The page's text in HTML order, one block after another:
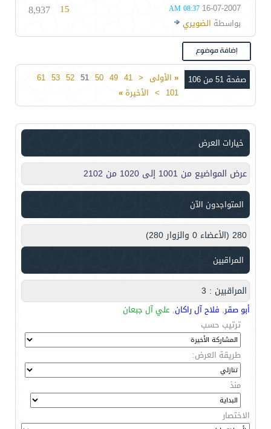
16-07-2007
08:37 AM
بواسطة الضويري
15
8,937
صفحة 51 من 106 « الأولى <
41
49
50
51
52
53
61
101
> الأخيرة»
خيارات العرض
عرض المواضيع من 1001 إلى 1020 من 2102
المتواجدون الآن
280 (الأعضاء 0 والزوار 280)
المراقبين
المراقبين : 3
أبو صقر, فلاح آل راكان, علي آل جبعان
ترتيب حسب
طريقة العرض:
منذ
الاختصار